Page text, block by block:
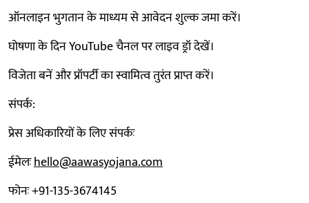
ऑनलाइन भुगतान के माध्यम से आवेदन शुल्क जमा करें।
घोषणा के दिन YouTube चैनल पर लाइव ड्रॉ देखें।
विजेता बनें और प्रॉपर्टी का स्वामित्व तुरंत प्राप्त करें।
संपर्क:
प्रेस अधिकारियों के लिए संपर्कः
ईमेलःhello@aawasyojana.com
फोनः +91-135-3674145‬